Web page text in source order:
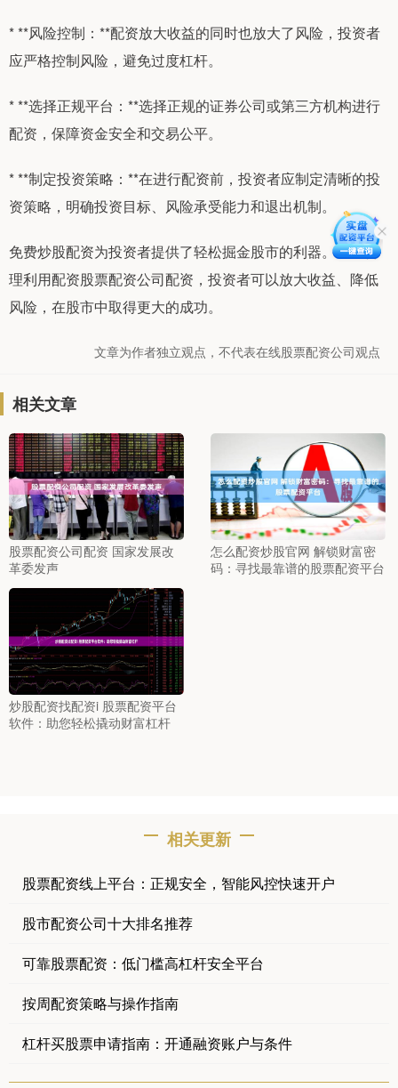
* **风险控制：**配资放大收益的同时也放大了风险，投资者
应严格控制风险，避免过度杠杆。
* **选择正规平台：**选择正规的证券公司或第三方机构进行
配资，保障资金安全和交易公平。
* **制定投资策略：**在进行配资前，投资者应制定清晰的投
资策略，明确投资目标、风险承受能力和退出机制。
免费炒股配资为投资者提供了轻松掘金股市的利器。通过合
理利用配资股票配资公司配资，投资者可以放大收益、降低
风险，在股市中取得更大的成功。
文章为作者独立观点，不代表在线股票配资公司观点
相关文章
股票配资公司配资 国家发展改
革委发声
怎么配资炒股官网 解锁财富密
码：寻找最靠谱的股票配资平台
炒股配资找配资i 股票配资平台
软件：助您轻松撬动财富杠杆
相关更新
股票配资线上平台：正规安全，智能风控快速开户
股市配资公司十大排名推荐
可靠股票配资：低门槛高杠杆安全平台
按周配资策略与操作指南
杠杆买股票申请指南：开通融资账户与条件